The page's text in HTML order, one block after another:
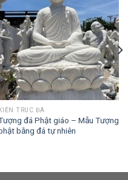
KIẾN TRÚC ĐÁ
đá Phật giáo – Mẫu Tượng
bằng đá tự nhiên